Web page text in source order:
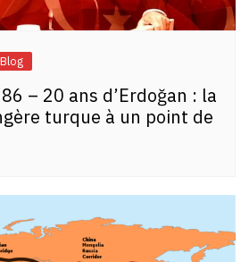
– 20 ans d’Erdoğan : la
turque à un point de